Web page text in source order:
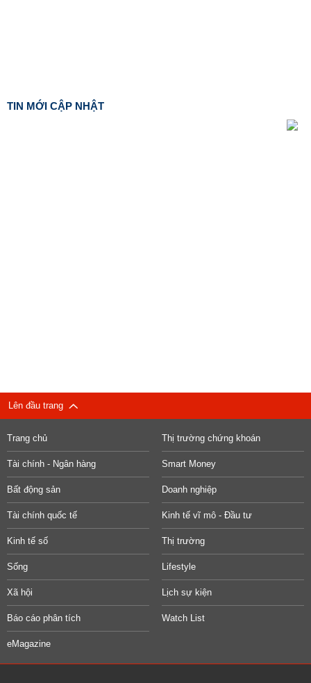
TIN MỚI CẬP NHẬT
Lên đầu trang
Trang chủ Thị trường chứng khoán
Tài chính - Ngân hàng Smart Money
Bất động sản Doanh nghiệp
Tài chính quốc tế Kinh tế vĩ mô - Đầu tư
Kinh tế số Thị trường
Sống Lifestyle
Xã hội Lịch sự kiện
Báo cáo phân tích Watch List
eMagazine